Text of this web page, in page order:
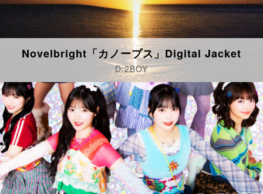
Novelbright「カノープス」Digital Jacket
D:2BOY